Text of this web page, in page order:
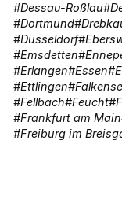
Dessau-Roßlau
Dortmund
Düsseldorf
Emsdetten
Erlangen Essen
Ettlingen
Fellbach Feucht
Frankfurt am Main
Freiburg im